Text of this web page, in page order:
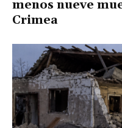
menos nueve
Crimea